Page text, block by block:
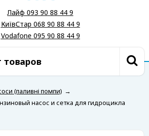
Лайф 093 90 88 44 9
КиївСтар 068 90 88 44 9
Vodafone 095 90 88 44 9
товаров
(паливні помпи) →
насос и сетка для гидроцикла